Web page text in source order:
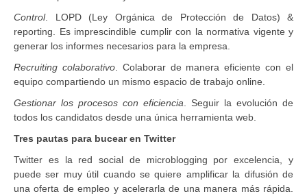
Control. LOPD (Ley Orgánica de Protección de Datos) &
reporting. Es imprescindible cumplir con la normativa vigente y
generar los informes necesarios para la empresa.
Recruiting colaborativo. Colaborar de manera eficiente con el
equipo compartiendo un mismo espacio de trabajo online.
Gestionar los procesos con eficiencia . Seguir la evolución de
todos los candidatos desde una única herramienta web.
Tres pautas para bucear en Twitter
Twitter es la red social de microblogging por excelencia, y
puede ser muy útil cuando se quiere amplificar la difusión de
una oferta de empleo y acelerarla de una manera más rápida.